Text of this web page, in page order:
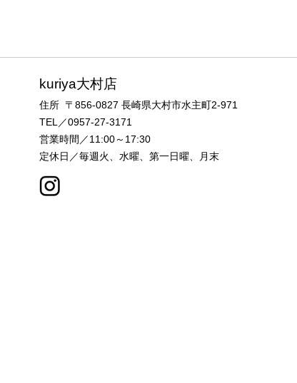
kuriya大村店
住所 〒856-0827 長崎県大村市水主町2-971
TEL／0957-27-3171
営業時間／11:00～17:30
定休日／毎週火、水曜、第一日曜、月末